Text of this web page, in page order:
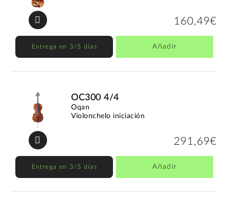
160,49€
Entrega en 3/5 días Añadir
OC300 4/4
Oqan
Violonchelo iniciación
291,69€
Entrega en 3/5 días Añadir